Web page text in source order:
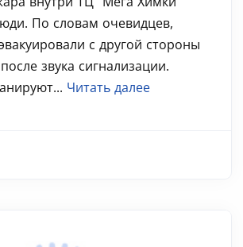
По словам очевидцев,
с другой стороны
звука сигнализации.
Читать далее